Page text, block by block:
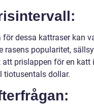
för dessa kattraser kan
rasens popularitet,
prislappen för en katt
tiotusentals dollar.